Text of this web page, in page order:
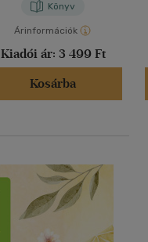
Könyv
Árinformációk
Kiadói ár: 3 499 Ft
Kosárba